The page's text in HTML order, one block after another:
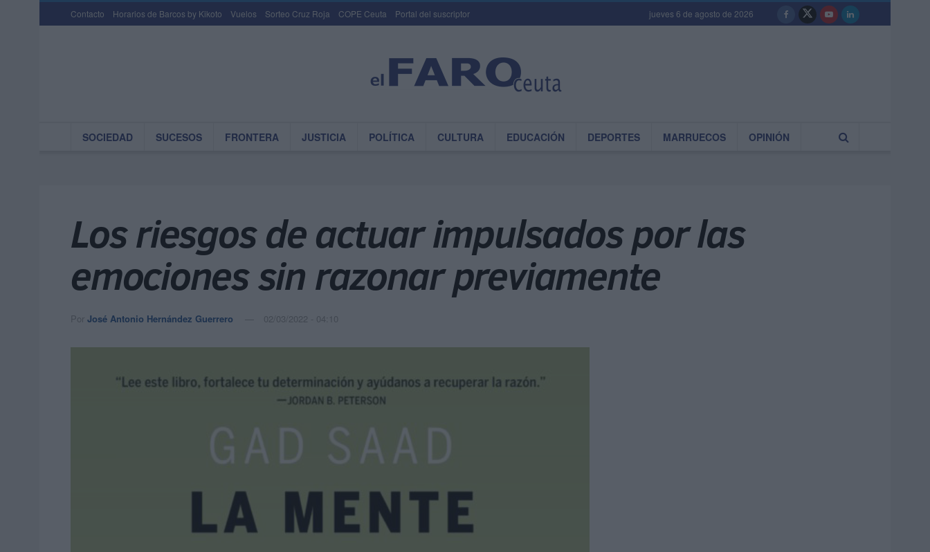
Contacto Horarios de Barcos by Kikoto Vuelos Sorteo Cruz Roja COPE Ceuta Portal del suscriptor jueves 6 de agosto de 2026
SOCIEDAD SUCESOS FRONTERA JUSTICIA POLÍTICA CULTURA EDUCACIÓN DEPORTES MARRUECOS OPINIÓN
Los riesgos de actuar impulsados por las
emociones sin razonar previamente
Por José Antonio Hernández Guerrero 02/03/2022 - 04:10